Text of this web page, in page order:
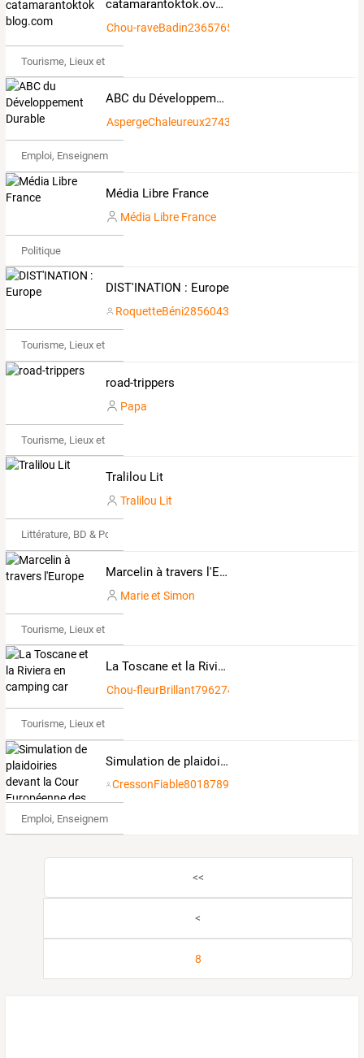
catamarantoktok.over-blog.com
Chou-raveBadin2365765
Tourisme, Lieux et Événements
ABC du Développement Durable
AspergeChaleureux2743472
Emploi, Enseignement & Etudes
Média Libre France
Média Libre France
Politique
DIST'INATION : Europe
RoquetteBéni2856043
Tourisme, Lieux et Événements
road-trippers
Papa
Tourisme, Lieux et Événements
Tralilou Lit
Tralilou Lit
Littérature, BD & Poésie
Marcelin à travers l'Europe
Marie et Simon
Tourisme, Lieux et Événements
La Toscane et la Riviera en camping car
Chou-fleurBrillant7962744
Tourisme, Lieux et Événements
Simulation de plaidoiries devant la Cour Européenne des droits de l'Homme
CressonFiable8018789
Emploi, Enseignement & Etudes
<<
<
8